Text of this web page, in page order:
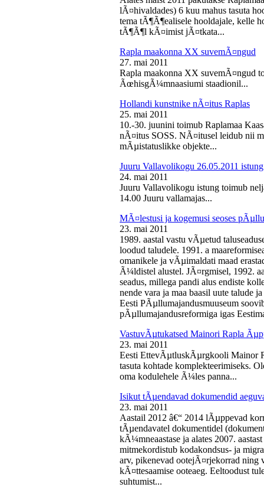
lÃ¤hivaldades) 6 kuu mahus tasuta
tema tÃ¶Ã¶ealisele hooldajale, kelle
tÃ¶Ã¶l kÃ¤imist jÃ¤tkata...
Rapla maakonna XX suvemÃ¤ngud
27. mai 2011
Rapla maakonna XX suvemÃ¤ngud
ÃœhisgÃ¼mnaasiumi staadionil...
Hollandi kunstnike nÃ¤itus Raplas
25. mai 2011
10.-30. juunini toimub Raplamaa
nÃ¤itus SOSS. NÃ¤itusel leidub nii
mÃµistatuslikke objekte...
Juuru Vallavolikogu 26.05.2011 istung
24. mai 2011
Juuru Vallavolikogu istung toimub
14.00 Juuru vallamajas...
MÃ¤lestusi ja kogemusi seoses
23. mai 2011
1989. aastal vastu vÃµetud
loodud taludele. 1991. a
omanikele ja vÃµimaldati maad
Ã¼ldistel alustel. JÃ¤rgmisel, 1992.
seadus, millega pandi alus endiste
nende vara ja maa baasil uute talude
Eesti PÃµllumajandusmuuseum
pÃµllumajandusreformiga igas
VastuvÃµtukatsed Mainori Rapla
23. mai 2011
Eesti EttevÃµtluskÃµrgkooli Mainor
tasuta kohtade komplekteerimiseks.
oma kodulehele Ã¼les panna...
Isikut tÃµendavad dokumendid
23. mai 2011
Aastail 2012 â€“ 2014 lÃµppevad
tÃµendavatel dokumentidel
kÃ¼mneaastase ja alates 2007.
mitmekordistub kodakondsus- ja
arv, pikenevad ootejÃ¤rjekorrad ning
kÃ¤ttesaamise ooteaeg. Eeltoodust
suhtumist...